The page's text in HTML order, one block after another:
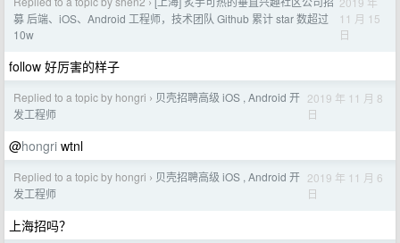
›
募 后端、iOS、Android 工程师，技术团队 Github 累计 star 数超过
10w
11 月 15
日
follow 好厉害的样子
Replied to a topic by hongri › 贝壳招聘高级 iOS , Android 开
发工程师
2019 年 11 月 8
日
@hongri wtnl
Replied to a topic by hongri › 贝壳招聘高级 iOS , Android 开
发工程师
2019 年 11 月 6
日
上海招吗？